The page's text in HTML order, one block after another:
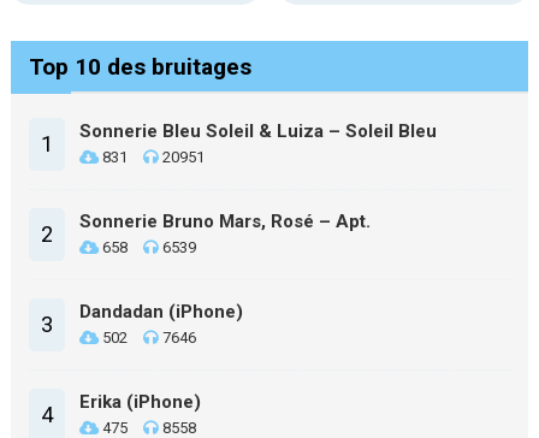
Top 10 des bruitages
1 Sonnerie Bleu Soleil & Luiza – Soleil Bleu
831 20951
2 Sonnerie Bruno Mars, Rosé – Apt.
658 6539
3 Dandadan (iPhone)
502 7646
4 Erika (iPhone)
475 8558